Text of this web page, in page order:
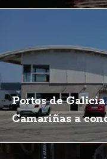
Portos de
Camariñas a